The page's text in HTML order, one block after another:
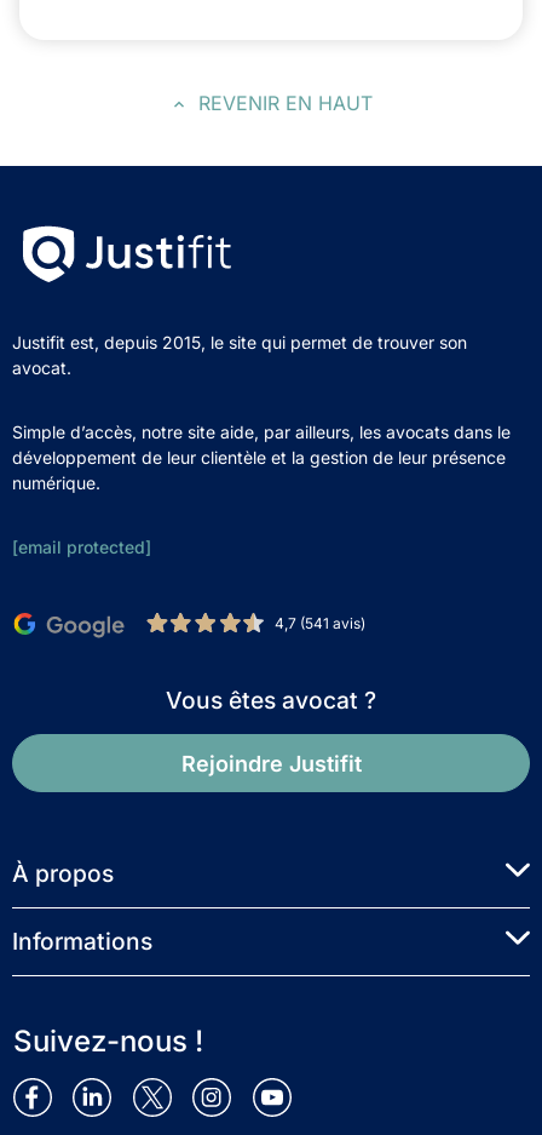
REVENIR EN HAUT
Justifit est, depuis 2015, le site qui permet de trouver son
avocat.
Simple d’accès, notre site aide, par ailleurs, les avocats dans le
développement de leur clientèle et la gestion de leur présence
numérique.
[email protected]
4,7 (541 avis)
Vous êtes avocat ?
Rejoindre Justifit
À propos
Informations
Suivez-nous !